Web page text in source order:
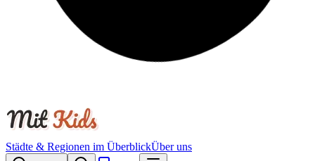
Städte & Regionen im ÜberblickÜber uns